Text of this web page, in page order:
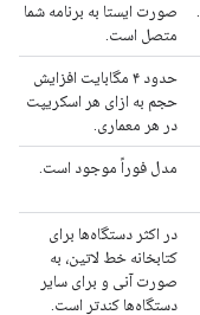
صورت ایستا به برنامه شما
متصل است.
حدود ۴ مگابایت افزایش
حجم به ازای هر اسکریپت
در هر معماری.
مدل فوراً موجود است.
در اکثر دستگاه‌ها برای
کتابخانه خط لاتین، به
صورت آنی و برای سایر
دستگاه‌ها کندتر است.